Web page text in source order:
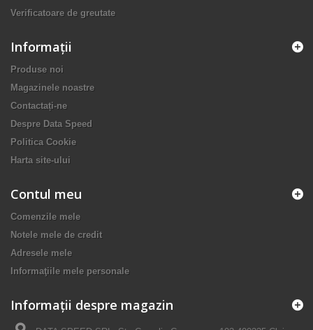
Verificatoare de greutate
Informaţii
Produse noi
Magazinele noastre
Contactați-ne
Despre Data Speed
Politica Cookie
Harta site-ului
Contul meu
Comenzile mele
Notele mele de credit
Adresele mele
Informaţiile mele personale
Informații despre magazin